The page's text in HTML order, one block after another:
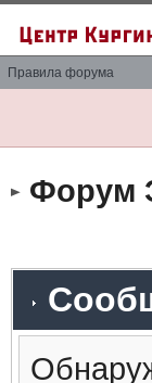
Правила форума
Форум